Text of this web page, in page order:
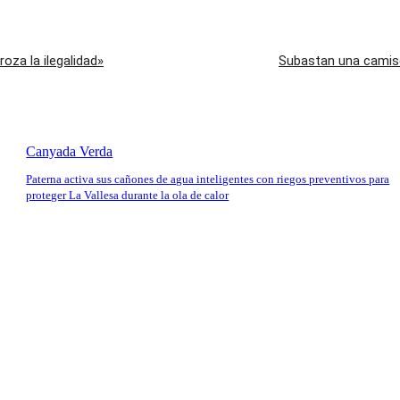
la ilegalidad» Subastan una
Canyada Verda
Paterna activa sus cañones de agua inteligentes con riegos preventivos para
proteger La Vallesa durante la ola de calor